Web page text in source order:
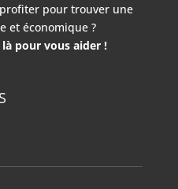
pour trouver une
et économique ?
pour vous aider !